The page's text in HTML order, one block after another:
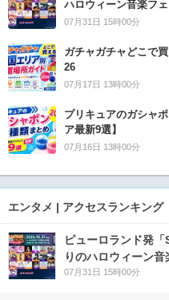
ハロウィーン音楽フェ
07月31日 15時00分
ガチャガチャどこで
26
07月17日 13時00分
プリキュアのガシャ
ア最新9選】
07月16日 13時00分
エンタメ | アクセスランキング
ピューロランド発
りのハロウィーン音
07月31日 15時00分